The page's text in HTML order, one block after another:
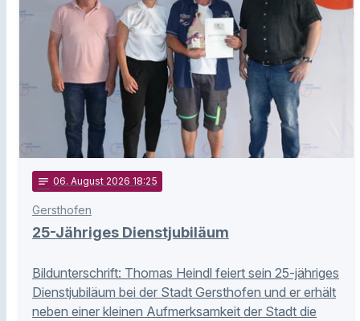
notes 06. August 2026 18:25
Gersthofen
25-Jähriges Dienstjubiläum
Bildunterschrift: Thomas Heindl feiert sein 25-jähriges
Dienstjubiläum bei der Stadt Gersthofen und er erhält
neben einer kleinen Aufmerksamkeit der Stadt die